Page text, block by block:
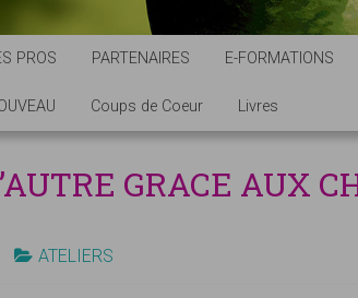
PROS PARTENAIRES E-FORMATIONS
Coups de Coeur Livres
GRACE AUX
ATELIERS